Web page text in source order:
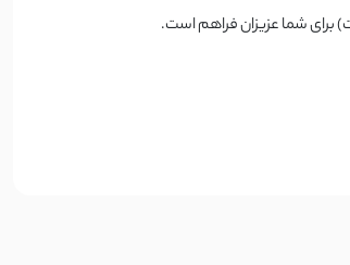
برای شما عزیزان فراهم است.